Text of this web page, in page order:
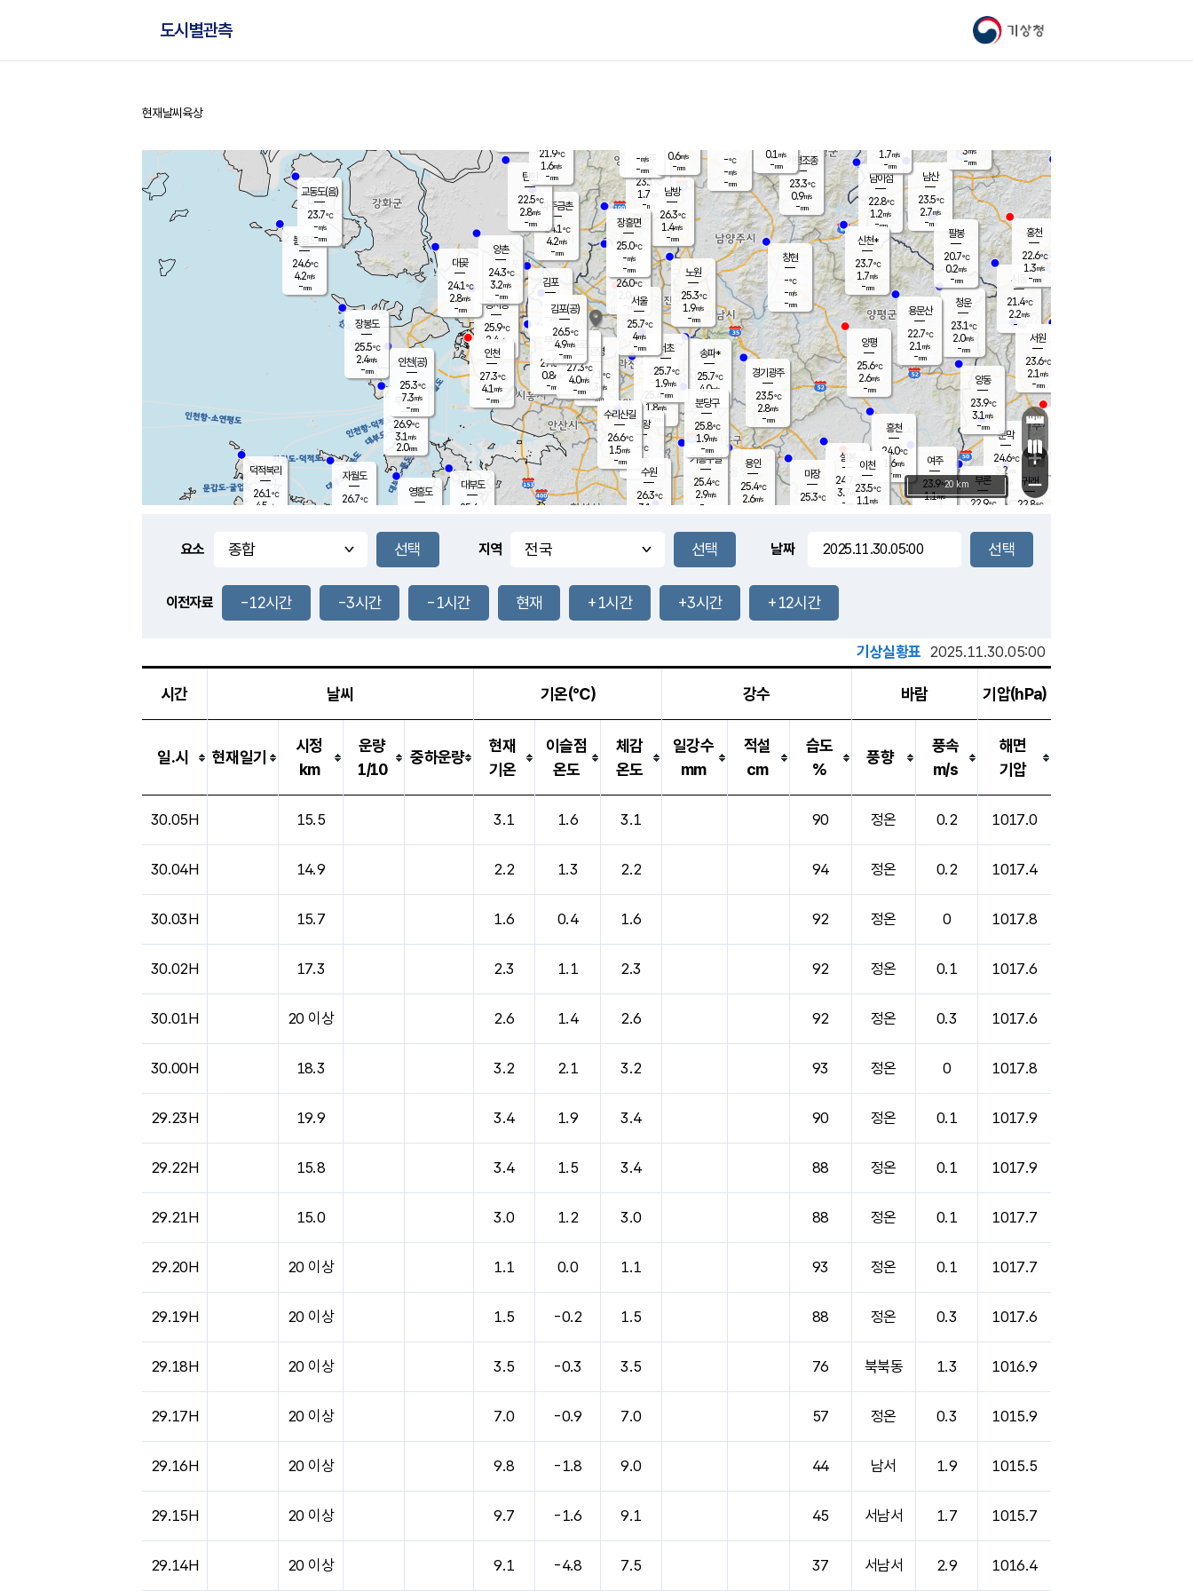
기상청
도시별관측
홈
현재날씨 육상
풍도
3.5m/s
0.5
문막
24.6℃
3.2m/s
mm
남이섬
22.8℃
1.2m/s
-mm
무의도
26.9℃
3.1 m/s
2.0mm
영흥도
볼음도
24.6℃
4.2m/s
-mm
자월도
26.7℃
양주
23.1℃
1.7
-mm
부론
22.9℃
과천
25.4℃
1.8m/s
- mm
남산
23.5℃
2.7m/s
-mm
장봉도
25.5℃
2.4m/s
-mm
9.0mm
청운
23.1℃
2.0m/s
-mm
팔봉
20.7℃
0.2m/s
-mm
-mm
용인
25.4℃
2.6m/s
여주
23.9℃
1.1m/s
양동
23.9℃
3.1m/s
-mm
경기광주
23.5℃
2.8m/s
-mm
장호원
1.7m/s
-mm
25.1
℃
대부도
25.6
-
경서동
25.9℃
2.4 m/s
-mm
파주금촌
24.1℃
4.2m/s
-mm
가평조종
23.3℃
0.9m/s
-mm
-℃
-m/s
-mm
대곶
24.1℃
2.8m/s
-mm
신천*
23.7℃
1.7m/s
-mm
창현
-℃
-m/s
-mm
탄현
22.5℃
2.8m/s
-mm
0.1 m/s
-mm
25.5℃
1.2m/s
-mm
흥천
24.0℃
1.6m/s
-mm
마장
25.3℃
의왕
- ℃
m/s
mm
김포
- ℃
-m/s
mm
설봉
24.7
3.7 m/s
- mm
광명
27.1
℃
2.3 m/s
-mm
부천
27.0℃
0.8m/s
-mm
-mm
양촌
24.3℃
3.2m/s
-mm
구로
27.3℃
4.0m/s
-mm
은평
26.0℃
2.0 m/s
- mm
노원
25.3℃
1.9m/s
-mm
송파*
25.7℃
4.0m/s
-mm
서초
25.7℃
1.9m/s
-mm
남방
26.3℃
1.4m/s
-mm
기흥구갈
25.4℃
2.9m/s
-
수리산길
26.6℃
1.5m/s
-mm
분당구
25.8℃
1.9m/s
-mm
장흥면
25.0℃
-m/s
-mm
-m/s
-mm
시동
21.4℃
2.2m/s
- mm
귀래
22.8℃
서원
23.6℃
2.1 m/s
-mm
용문산
22.7℃
2.1 m/s
-mm
덕적북리
26.1℃
4.5 m/s
인천(공)
25.3℃
7.3m/s
-mm
김포(공)
26.5℃
4.9m/s
-mm
교동도(음)
23.7℃
-m/s
-mm
홍천
22.6℃
1.3m/s
-mm
이천
23.5℃
1.1 m/s
양평
25.6℃
2.6m/s
-mm
수원
26.3℃
3.1 m/s
인천
27.3℃
4.1 m/s
-mm
서울
25.7℃
4m/s
-mm
3m/s
-mm
21.9℃
1.6m/s
-mm
0.6m/s
-mm
+
−
20 km
요소 지역 날짜
이전자료 -12시간 -3시간 -1시간 현재 +1시간 +3시간 +12시간
기상실황표 2025.11.30.05:00
시간 날씨 기온(℃) 강수 바람 기압(hPa)
일.시 현재일기
시정
km
운량
1/10
중하운량
현재
기온
이슬점
온도
체감
온도
일강수
mm
적설
cm
습도
%
풍향
풍속
m/s
해면
기압
30.05H 15.5 3.1 1.6 3.1 90 정온 0.2 1017.0
30.04H 14.9 2.2 1.3 2.2 94 정온 0.2 1017.4
30.03H 15.7 1.6 0.4 1.6 92 정온 0 1017.8
30.02H 17.3 2.3 1.1 2.3 92 정온 0.1 1017.6
30.01H 20 이상 2.6 1.4 2.6 92 정온 0.3 1017.6
30.00H 18.3 3.2 2.1 3.2 93 정온 0 1017.8
29.23H 19.9 3.4 1.9 3.4 90 정온 0.1 1017.9
29.22H 15.8 3.4 1.5 3.4 88 정온 0.1 1017.9
29.21H 15.0 3.0 1.2 3.0 88 정온 0.1 1017.7
29.20H 20 이상 1.1 0.0 1.1 93 정온 0.1 1017.7
29.19H 20 이상 1.5 -0.2 1.5 88 정온 0.3 1017.6
29.18H 20 이상 3.5 -0.3 3.5 76 북북동 1.3 1016.9
29.17H 20 이상 7.0 -0.9 7.0 57 정온 0.3 1015.9
29.16H 20 이상 9.8 -1.8 9.0 44 남서 1.9 1015.5
29.15H 20 이상 9.7 -1.6 9.1 45 서남서 1.7 1015.7
29.14H 20 이상 9.1 -4.8 7.5 37 서남서 2.9 1016.4